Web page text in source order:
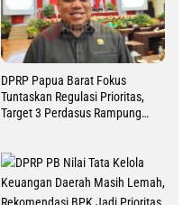
DPRP Papua Barat Fokus
Tuntaskan Regulasi Prioritas,
Target 3 Perdasus Rampung